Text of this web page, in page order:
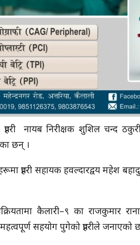
नायब निरीक्षक शुशिल चन्द
छन् ।
प्रहरी सहायक हवल्दारद्वय महेश
कैलारी–९ का राजकुमार
सहयोग पुगेको प्रहरीले जनाएको